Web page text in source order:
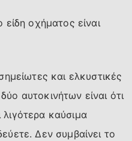
οχήματος είναι
και ελκυστικές
αυτοκινήτων είναι ότι
καύσιμα
Δεν συμβαίνει το